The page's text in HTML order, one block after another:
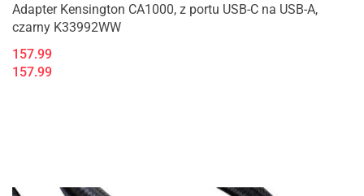
Adapter Kensington CA1000, z portu USB-C na USB-A,
czarny K33992WW
157.99
157.99